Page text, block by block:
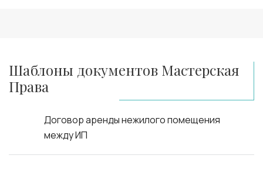
Шаблоны документов Мастерская
Права
Договор аренды нежилого помещения
между ИП